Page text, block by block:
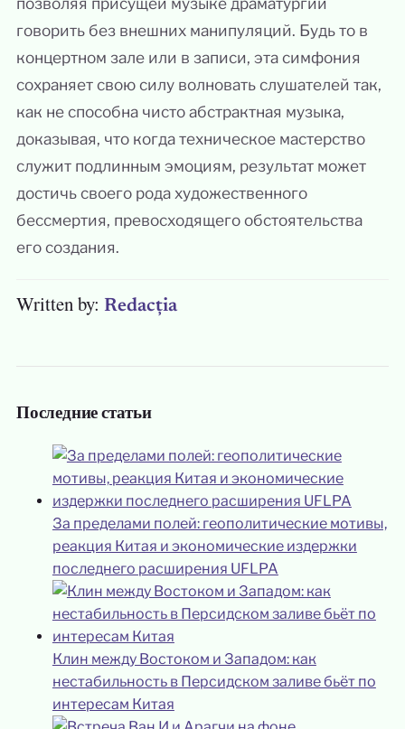
говорить без внешних манипуляций. Будь то в
концертном зале или в записи, эта симфония
сохраняет свою силу волновать слушателей так,
как не способна чисто абстрактная музыка,
доказывая, что когда техническое мастерство
служит подлинным эмоциям, результат может
достичь своего рода художественного
бессмертия, превосходящего обстоятельства
его создания.
Written by: Redacția
Последние статьи
За пределами полей: геополитические мотивы,
реакция Китая и экономические издержки
последнего расширения UFLPA
Клин между Востоком и Западом: как
нестабильность в Персидском заливе бьёт по
интересам Китая